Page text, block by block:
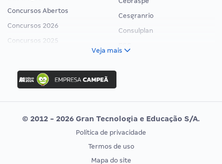
Concursos Abertos
Concursos 2026
Concursos 2025
Concurso Ibama
Concurso MPU
Editais publicados
Cesgranrio
Consulplan
Vunesp
CONCURSOS POR PROFISSÃO
EXAME DE ORDEM
Veja mais
© 2012 - 2026 Gran Tecnologia e Educação S/A.
Política de privacidade
Termos de uso
Mapa do site